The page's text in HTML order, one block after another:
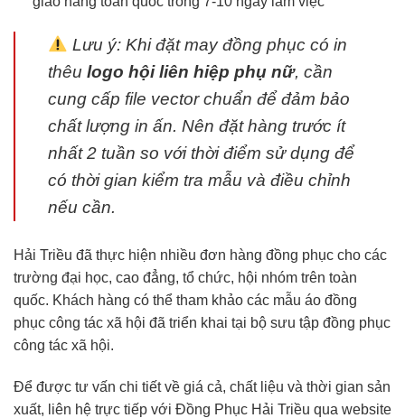
Lưu ý: Khi đặt may đồng phục có in
thêu logo hội liên hiệp phụ nữ, cần
cung cấp file vector chuẩn để đảm bảo
chất lượng in ấn. Nên đặt hàng trước ít
nhất 2 tuần so với thời điểm sử dụng để
có thời gian kiểm tra mẫu và điều chỉnh
nếu cần.
Hải Triều đã thực hiện nhiều đơn hàng đồng phục cho các
trường đại học, cao đẳng, tổ chức, hội nhóm trên toàn
quốc. Khách hàng có thể tham khảo các mẫu áo đồng
phục công tác xã hội đã triển khai tại bộ sưu tập đồng phục
công tác xã hội.
Để được tư vấn chi tiết về giá cả, chất liệu và thời gian sản
xuất, liên hệ trực tiếp với Đồng Phục Hải Triều qua website